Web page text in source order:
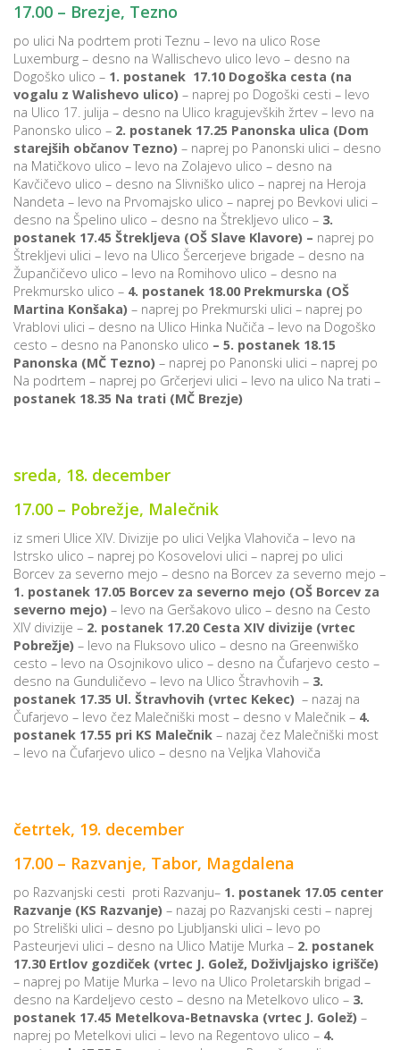
17.00 – Brezje, Tezno
po ulici Na podrtem proti Teznu – levo na ulico Rose
Luxemburg – desno na Wallischevo ulico levo – desno na
Dogoško ulico – 1. postanek 17.10 Dogoška cesta (na
vogalu z Walishevo ulico) – naprej po Dogoški cesti – levo
na Ulico 17. julija – desno na Ulico kragujevških žrtev – levo na
Panonsko ulico – 2. postanek 17.25 Panonska ulica (Dom
starejših občanov Tezno) – naprej po Panonski ulici – desno
na Matičkovo ulico – levo na Zolajevo ulico – desno na
Kavčičevo ulico – desno na Slivniško ulico – naprej na Heroja
Nandeta – levo na Prvomajsko ulico – naprej po Bevkovi ulici –
desno na Špelino ulico – desno na Štrekljevo ulico – 3.
postanek 17.45 Štrekljeva (OŠ Slave Klavore) – naprej po
Štrekljevi ulici – levo na Ulico Šercerjeve brigade – desno na
Župančičevo ulico – levo na Romihovo ulico – desno na
Prekmursko ulico – 4. postanek 18.00 Prekmurska (OŠ
Martina Konšaka) – naprej po Prekmurski ulici – naprej po
Vrablovi ulici – desno na Ulico Hinka Nučiča – levo na Dogoško
cesto – desno na Panonsko ulico – 5. postanek 18.15
Panonska (MČ Tezno) – naprej po Panonski ulici – naprej po
Na podrtem – naprej po Grčerjevi ulici – levo na ulico Na trati –
postanek 18.35 Na trati (MČ Brezje)
sreda, 18. december
17.00 – Pobrežje, Malečnik
iz smeri Ulice XIV. Divizije po ulici Veljka Vlahoviča – levo na
Istrsko ulico – naprej po Kosovelovi ulici – naprej po ulici
Borcev za severno mejo – desno na Borcev za severno mejo –
1. postanek 17.05 Borcev za severno mejo (OŠ Borcev za
severno mejo) – levo na Geršakovo ulico – desno na Cesto
XIV divizije – 2. postanek 17.20 Cesta XIV divizije (vrtec
Pobrežje) – levo na Fluksovo ulico – desno na Greenwiško
cesto – levo na Osojnikovo ulico – desno na Čufarjevo cesto –
desno na Gunduličevo – levo na Ulico Štravhovih – 3.
postanek 17.35 Ul. Štravhovih (vrtec Kekec) – nazaj na
Čufarjevo – levo čez Malečniški most – desno v Malečnik – 4.
postanek 17.55 pri KS Malečnik – nazaj čez Malečniški most
– levo na Čufarjevo ulico – desno na Veljka Vlahoviča
četrtek, 19. december
17.00 – Razvanje, Tabor, Magdalena
po Razvanjski cesti proti Razvanju– 1. postanek 17.05 center
Razvanje (KS Razvanje) – nazaj po Razvanjski cesti – naprej
po Streliški ulici – desno po Ljubljanski ulici – levo po
Pasteurjevi ulici – desno na Ulico Matije Murka – 2. postanek
17.30 Ertlov gozdiček (vrtec J. Golež, Doživljajsko igrišče)
– naprej po Matije Murka – levo na Ulico Proletarskih brigad –
desno na Kardeljevo cesto – desno na Metelkovo ulico – 3.
postanek 17.45 Metelkova-Betnavska (vrtec J. Golež) –
naprej po Metelkovi ulici – levo na Regentovo ulico – 4.